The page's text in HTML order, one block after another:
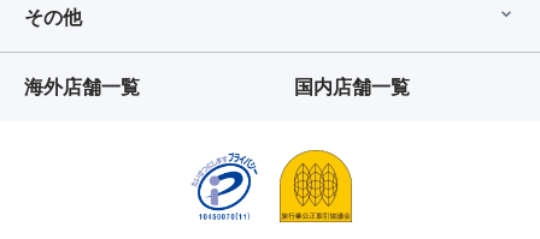
その他
海外店舗一覧 国内店舗一覧